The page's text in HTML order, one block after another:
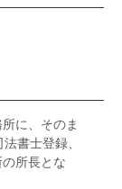
に、そのま
書士登録、
所長とな